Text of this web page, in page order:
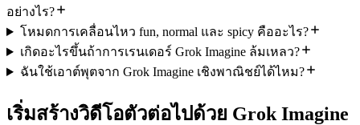
อย่างไร?
โหมดการเคลื่อนไหว fun, normal และ spicy คืออะไร?
เกิดอะไรขึ้นถ้าการเรนเดอร์ Grok Imagine ล้มเหลว?
ฉันใช้เอาต์พุตจาก Grok Imagine เชิงพาณิชย์ได้ไหม?
เริ่มสร้างวิดีโอตัวต่อไปด้วย Grok Imagine